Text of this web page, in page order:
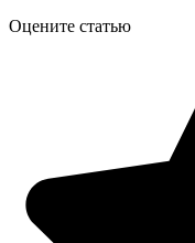
Оцените статью